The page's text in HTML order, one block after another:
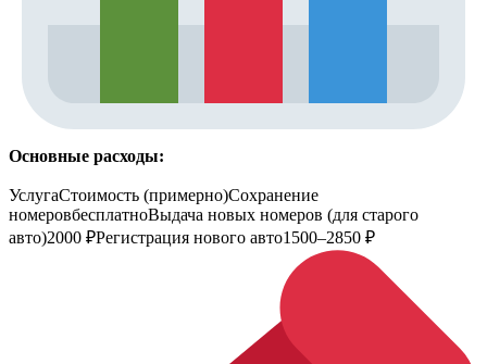
Основные расходы:
УслугаСтоимость (примерно)Сохранение
номеровбесплатноВыдача новых номеров (для старого
авто)2000 ₽Регистрация нового авто1500–2850 ₽